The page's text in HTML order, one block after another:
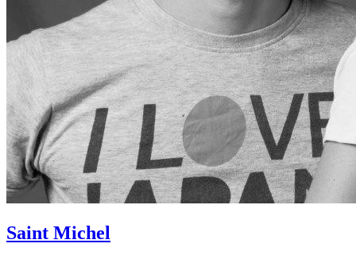
Saint Michel